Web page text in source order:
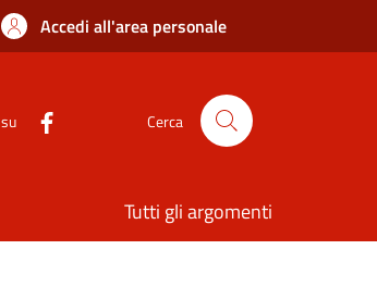
Accedi all'area personale
Cerca
Tutti gli argomenti